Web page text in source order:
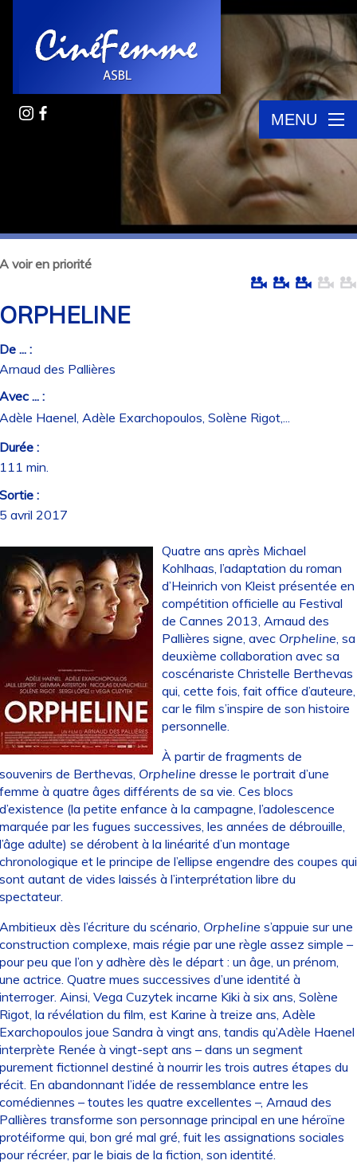
MENU
voir en priorité
... :
des Pallières
... :
Haenel, Adèle Exarchopoulos, Solène Rigot,...
:
min.
:
avril 2017
Quatre ans après Michael
Kohlhaas, l’adaptation du roman
d’Heinrich von Kleist présentée en
compétition officielle au Festival
de Cannes 2013, Arnaud des
Pallières signe, avec Orpheline, sa
deuxième collaboration avec sa
coscénariste Christelle Berthevas
qui, cette fois, fait office d’auteure,
car le film s’inspire de son histoire
personnelle.
À partir de fragments de
de Berthevas, Orpheline dresse le portrait d’une
à quatre âges différents de sa vie. Ces blocs
(la petite enfance à la campagne, l’adolescence
par les fugues successives, les années de débrouille,
adulte) se dérobent à la linéarité d’un montage
et le principe de l’ellipse engendre des coupes qui
autant de vides laissés à l’interprétation libre du
dès l’écriture du scénario, Orpheline s’appuie sur une
complexe, mais régie par une règle assez simple –
peu que l’on y adhère dès le départ : un âge, un prénom,
actrice. Quatre mues successives d’une identité à
Ainsi, Vega Cuzytek incarne Kiki à six ans, Solène
la révélation du film, est Karine à treize ans, Adèle
joue Sandra à vingt ans, tandis qu’Adèle Haenel
Renée à vingt-sept ans – dans un segment
fictionnel destiné à nourrir les trois autres étapes du
En abandonnant l’idée de ressemblance entre les
– toutes les quatre excellentes –, Arnaud des
transforme son personnage principal en une héroïne
qui, bon gré mal gré, fuit les assignations sociales
récréer, par le biais de la fiction, son identité.